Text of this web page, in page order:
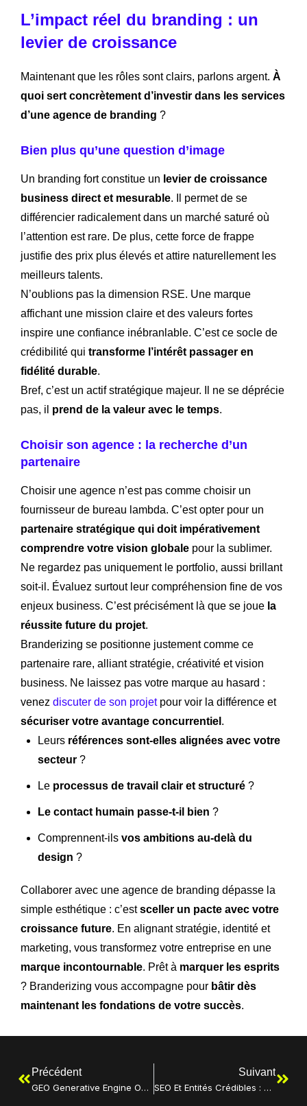
L’impact réel du branding : un
levier de croissance
Maintenant que les rôles sont clairs, parlons argent. À
quoi sert concrètement d’investir dans les services
d’une agence de branding ?
Bien plus qu’une question d’image
Un branding fort constitue un levier de croissance
business direct et mesurable. Il permet de se
différencier radicalement dans un marché saturé où
l’attention est rare. De plus, cette force de frappe
justifie des prix plus élevés et attire naturellement les
meilleurs talents.
N’oublions pas la dimension RSE. Une marque
affichant une mission claire et des valeurs fortes
inspire une confiance inébranlable. C’est ce socle de
crédibilité qui transforme l’intérêt passager en
fidélité durable.
Bref, c’est un actif stratégique majeur. Il ne se déprécie
pas, il prend de la valeur avec le temps.
Choisir son agence : la recherche d’un
partenaire
Choisir une agence n’est pas comme choisir un
fournisseur de bureau lambda. C’est opter pour un
partenaire stratégique qui doit impérativement
comprendre votre vision globale pour la sublimer.
Ne regardez pas uniquement le portfolio, aussi brillant
soit-il. Évaluez surtout leur compréhension fine de vos
enjeux business. C’est précisément là que se joue la
réussite future du projet.
Branderizing se positionne justement comme ce
partenaire rare, alliant stratégie, créativité et vision
business. Ne laissez pas votre marque au hasard :
venez discuter de son projetpour voir la différence et
sécuriser votre avantage concurrentiel .
Leurs références sont-elles alignées avec votre
secteur ?
Le processus de travail clair et structuré ?
Le contact humain passe-t-il bien ?
Comprennent-ils vos ambitions au-delà du
design ?
Collaborer avec une agence de branding dépasse la
simple esthétique : c’estsceller un pacte avec votre
croissance future. En alignant stratégie, identité et
marketing, vous transformez votre entreprise en une
marque incontournable. Prêt à marquer les esprits
? Branderizing vous accompagne pour bâtir dès
maintenant les fondations de votre succès.
Précédent
GEO Generative Engine Optimization : Le Modèle CURL
Suivant
SEO Et Entités Crédibles : Bâtir Une Autorité Durable